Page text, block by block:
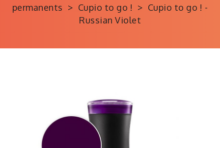
permanents
Cupio to go !
Cupio to go ! -
Russian Violet